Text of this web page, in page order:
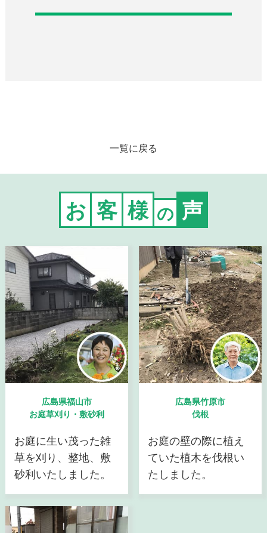
一覧に戻る
お 客 様 の 声
広島県福山市
お庭草刈り・敷砂利
お庭に生い茂った雑
草を刈り、整地、敷
砂利いたしました。
広島県竹原市
伐根
お庭の壁の際に植え
ていた植木を伐根い
たしました。